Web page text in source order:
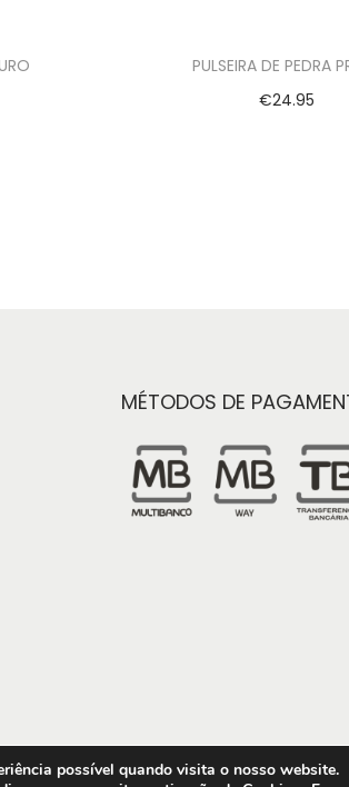
PULSEIRA DE PEDRA
€24.95
MÉTODOS DE
possível quando visita o nosso website.